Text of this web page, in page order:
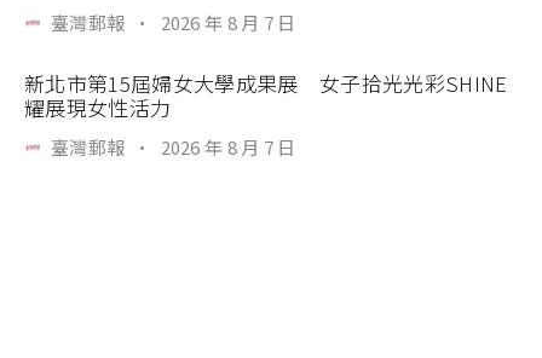
臺灣郵報 · 2026 年 8 月 7 日
新北市第15屆婦女大學成果展 女子拾光光彩SHINE
耀展現女性活力
臺灣郵報 · 2026 年 8 月 7 日